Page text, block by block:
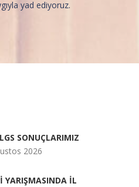
yad ediyoruz.
SONUÇLARIMIZ
2026
YARIŞMASINDA İL